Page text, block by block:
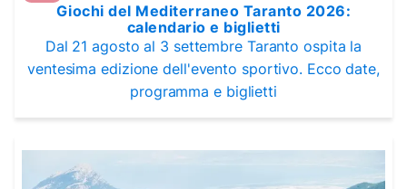
Giochi del Mediterraneo Taranto 2026:
calendario e biglietti
Dal 21 agosto al 3 settembre Taranto ospita la
ventesima edizione dell'evento sportivo. Ecco date,
programma e biglietti